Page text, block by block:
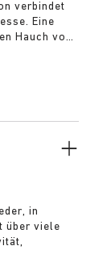
verbindet
Eine
Hauch von
sich
in
über viele